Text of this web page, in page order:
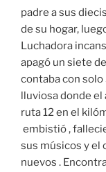
padre a sus
de su hogar,
Luchadora
apagó un siete
contaba con solo
lluviosa donde el
ruta 12 en el
embistió ,
sus músicos y el
nuevos .